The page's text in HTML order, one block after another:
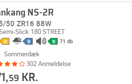
NS-2R
50 ZR16 88W
Slick 180 STREET
D B B 71 db
Sommerdæk
302 Anmeldelse
59 KR.